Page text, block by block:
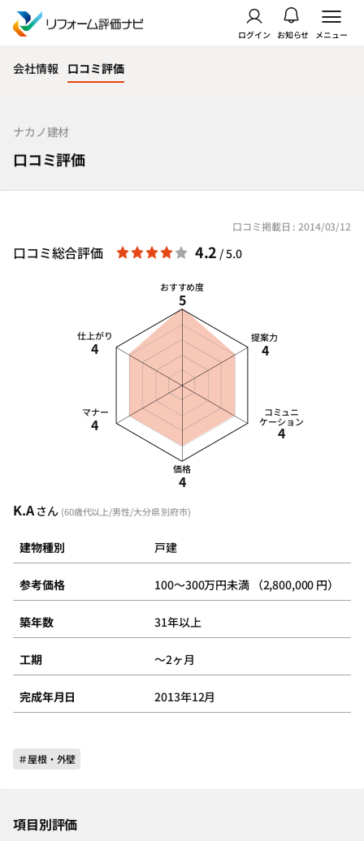
ログイン お知らせ メニュー
会社情報 口コミ評価
ナカノ建材
口コミ評価
口コミ掲載日 : 2014/03/12
K.Aさん (60歳代以上/男性/大分県 別府市)
建物種別 戸建
参考価格 100～300万円未満 （2,800,000 円）
築年数 31年以上
工期 ～2ヶ月
完成年月日 2013年12月
＃屋根・外壁
口コミ総合評価 4.2 / 5.0
おすすめ度
5
提案力
4
コミュニ
ケーション
4
価格
4
マナー
4
仕上がり
4
項目別評価